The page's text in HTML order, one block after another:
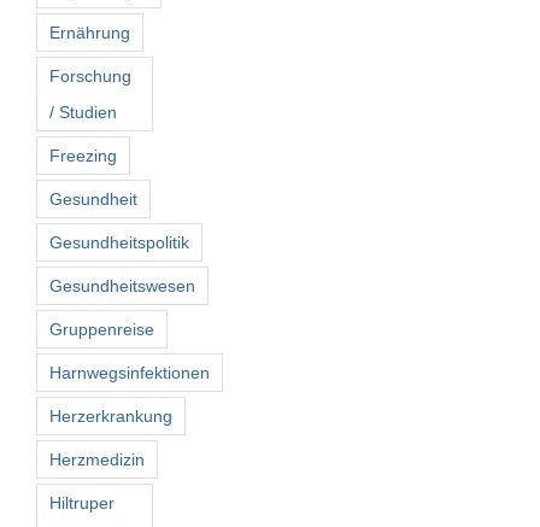
Ernährung
Forschung
/ Studien
Freezing
Gesundheit
Gesundheitspolitik
Gesundheitswesen
Gruppenreise
Harnwegsinfektionen
Herzerkrankung
Herzmedizin
Hiltruper